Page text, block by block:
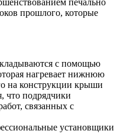
прошлого, которые
с помощью
нагревает нижнюю
на конструкции крыши
что подрядчики
связанных с
установщики